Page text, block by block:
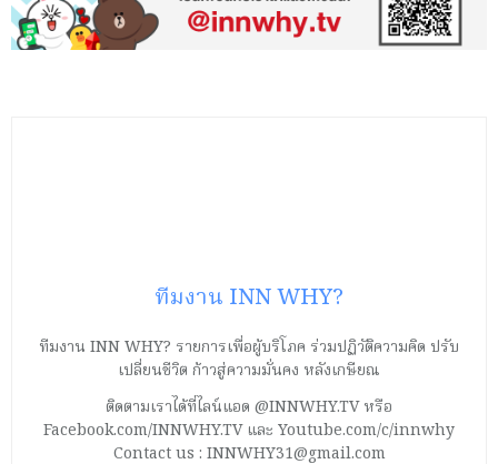
ทีมงาน INN WHY?
ทีมงาน INN WHY? รายการเพื่อผู้บริโภค ร่วมปฏิวัติความคิด ปรับ
เปลี่ยนชีวิต ก้าวสู่ความมั่นคง หลังเกษียณ
ติดตามเราได้ที่ไลน์แอด @INNWHY.TV หรือ
Facebook.com/INNWHY.TV และ Youtube.com/c/innwhy
Contact us : INNWHY31@gmail.com